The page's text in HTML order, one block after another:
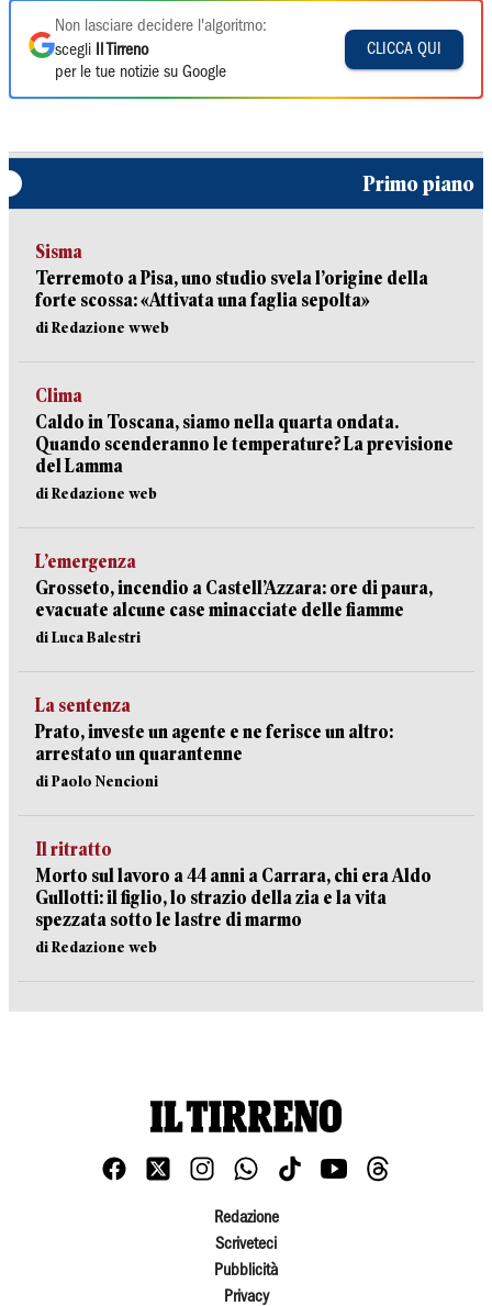
Non lasciare decidere l'algoritmo:
scegli
Il Tirreno
per le tue notizie su Google
CLICCA QUI
Primo piano
Sisma
Terremoto a Pisa, uno studio svela l’origine della
forte scossa: «Attivata una faglia sepolta»
di Redazione wweb
Clima
Caldo in Toscana, siamo nella quarta ondata.
Quando scenderanno le temperature? La previsione
del Lamma
di Redazione web
L’emergenza
Grosseto, incendio a Castell’Azzara: ore di paura,
evacuate alcune case minacciate delle fiamme
di Luca Balestri
La sentenza
Prato, investe un agente e ne ferisce un altro:
arrestato un quarantenne
di Paolo Nencioni
Il ritratto
Morto sul lavoro a 44 anni a Carrara, chi era Aldo
Gullotti: il figlio, lo strazio della zia e la vita
spezzata sotto le lastre di marmo
di Redazione web
Redazione
Scriveteci
Pubblicità
Privacy